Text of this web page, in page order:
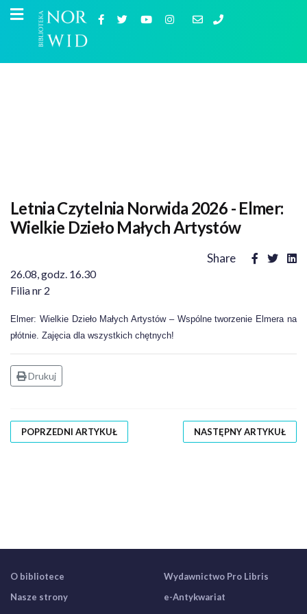
Letnia Czytelnia Norwida 2026 - Elmer:
Wielkie Dzieło Małych Artystów
Share
26.08, godz. 16.30
Filia nr 2
Elmer: Wielkie Dzieło Małych Artystów – Wspólne tworzenie Elmera na
płótnie. Zajęcia dla wszystkich chętnych!
Drukuj
POPRZEDNI ARTYKUŁ NASTĘPNY ARTYKUŁ
O bibliotece
Nasze strony
Wydawnictwo Pro Libris
e-Antykwariat